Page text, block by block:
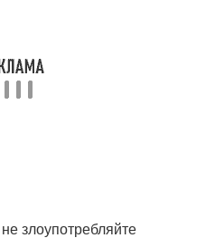
злоупотребляйте